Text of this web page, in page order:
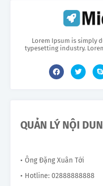
Lorem Ipsum is simply
typesetting industry.
QUẢN LÝ NỘI
• Ông Đặng Xuân Tới
• Hotline: 02888888888